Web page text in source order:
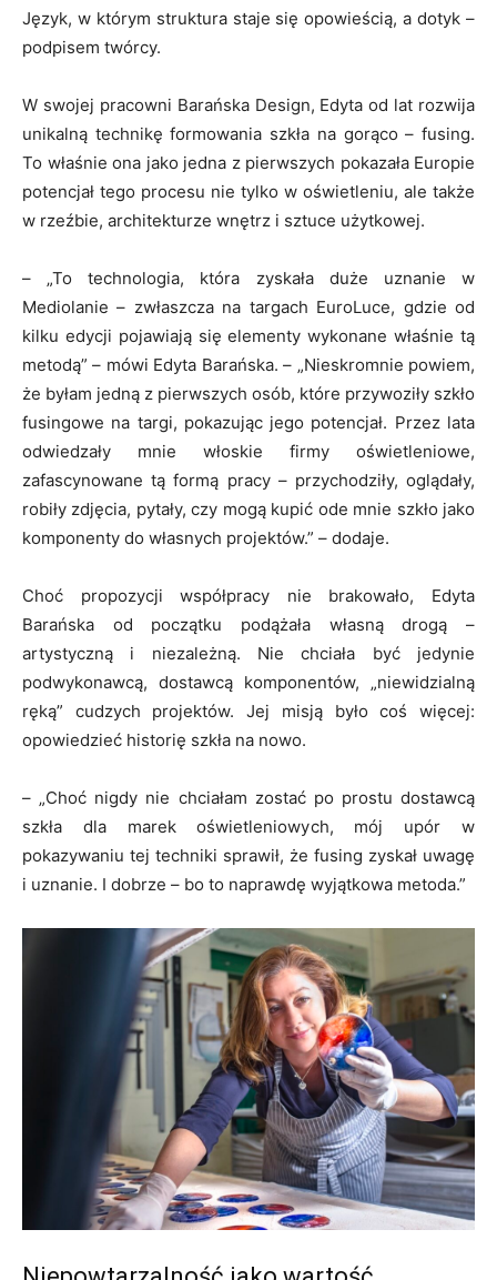
Język, w którym struktura staje się opowieścią, a dotyk –
podpisem twórcy.
W swojej pracowni Barańska Design, Edyta od lat rozwija
unikalną technikę formowania szkła na gorąco – fusing.
To właśnie ona jako jedna z pierwszych pokazała Europie
potencjał tego procesu nie tylko w oświetleniu, ale także
w rzeźbie, architekturze wnętrz i sztuce użytkowej.
– „To technologia, która zyskała duże uznanie w
Mediolanie – zwłaszcza na targach EuroLuce, gdzie od
kilku edycji pojawiają się elementy wykonane właśnie tą
metodą” – mówi Edyta Barańska. – „Nieskromnie powiem,
że byłam jedną z pierwszych osób, które przywoziły szkło
fusingowe na targi, pokazując jego potencjał. Przez lata
odwiedzały mnie włoskie firmy oświetleniowe,
zafascynowane tą formą pracy – przychodziły, oglądały,
robiły zdjęcia, pytały, czy mogą kupić ode mnie szkło jako
komponenty do własnych projektów.” – dodaje.
Choć propozycji współpracy nie brakowało, Edyta
Barańska od początku podążała własną drogą –
artystyczną i niezależną. Nie chciała być jedynie
podwykonawcą, dostawcą komponentów, „niewidzialną
ręką” cudzych projektów. Jej misją było coś więcej:
opowiedzieć historię szkła na nowo.
– „Choć nigdy nie chciałam zostać po prostu dostawcą
szkła dla marek oświetleniowych, mój upór w
pokazywaniu tej techniki sprawił, że fusing zyskał uwagę
i uznanie. I dobrze – bo to naprawdę wyjątkowa metoda.”